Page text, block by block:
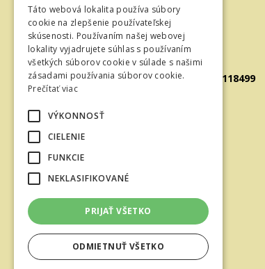
Tel.: +421-45-520 61 11
Fax: +421-45-533 00 27
E-mail: info@tuzvo.sk
GPS súradnice: 48.572024,19.118499
IČO: 00397440
DIČ: 2020474808
IČ DPH: SK2020474808
E-mail: podatelna@tuzvo.sk
FacebookYoutubeInstagramWikipedia
Táto webová lokalita používa súbory
cookie na zlepšenie používateľskej
skúsenosti. Používaním našej webovej
lokality vyjadrujete súhlas s používaním
všetkých súborov cookie v súlade s našimi
zásadami používania súborov cookie.
Prečítať viac
VÝKONNOSŤ
CIELENIE
FUNKCIE
NEKLASIFIKOVANÉ
PRIJAŤ VŠETKO
ODMIETNUŤ VŠETKO